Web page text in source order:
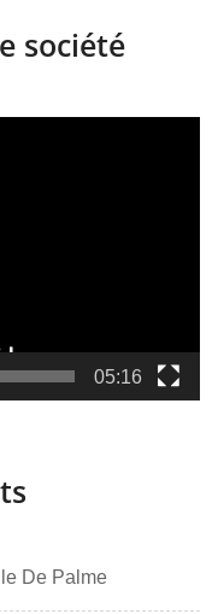
société
05:16
De Palme